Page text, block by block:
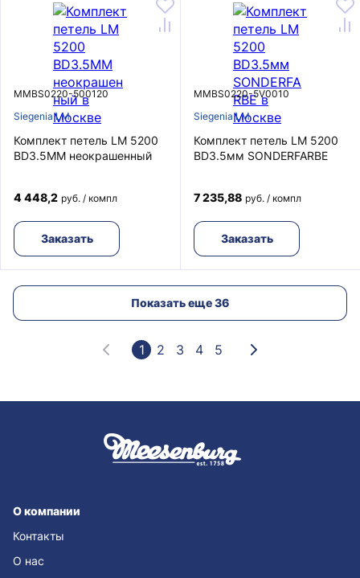
MMBS0220-500120
Siegenia LM
Комплект петель LM 5200
BD3.5MM неокрашенный
4 448,2 руб. / компл
Заказать
MMBS0220-5V0010
Siegenia LM
Комплект петель LM 5200
BD3.5мм SONDERFARBE
7 235,88 руб. / компл
Заказать
Показать еще 36
1 2 3 4 5
О компании
Контакты
О нас